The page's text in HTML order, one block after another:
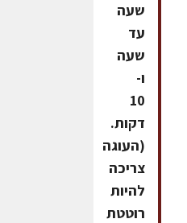
שעה
עד
שעה
ו-
10
דקות.
(העוגה
צריכה
להיות
רוטטת